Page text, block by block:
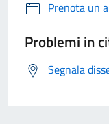
Prenota un
Problemi in
Segnala